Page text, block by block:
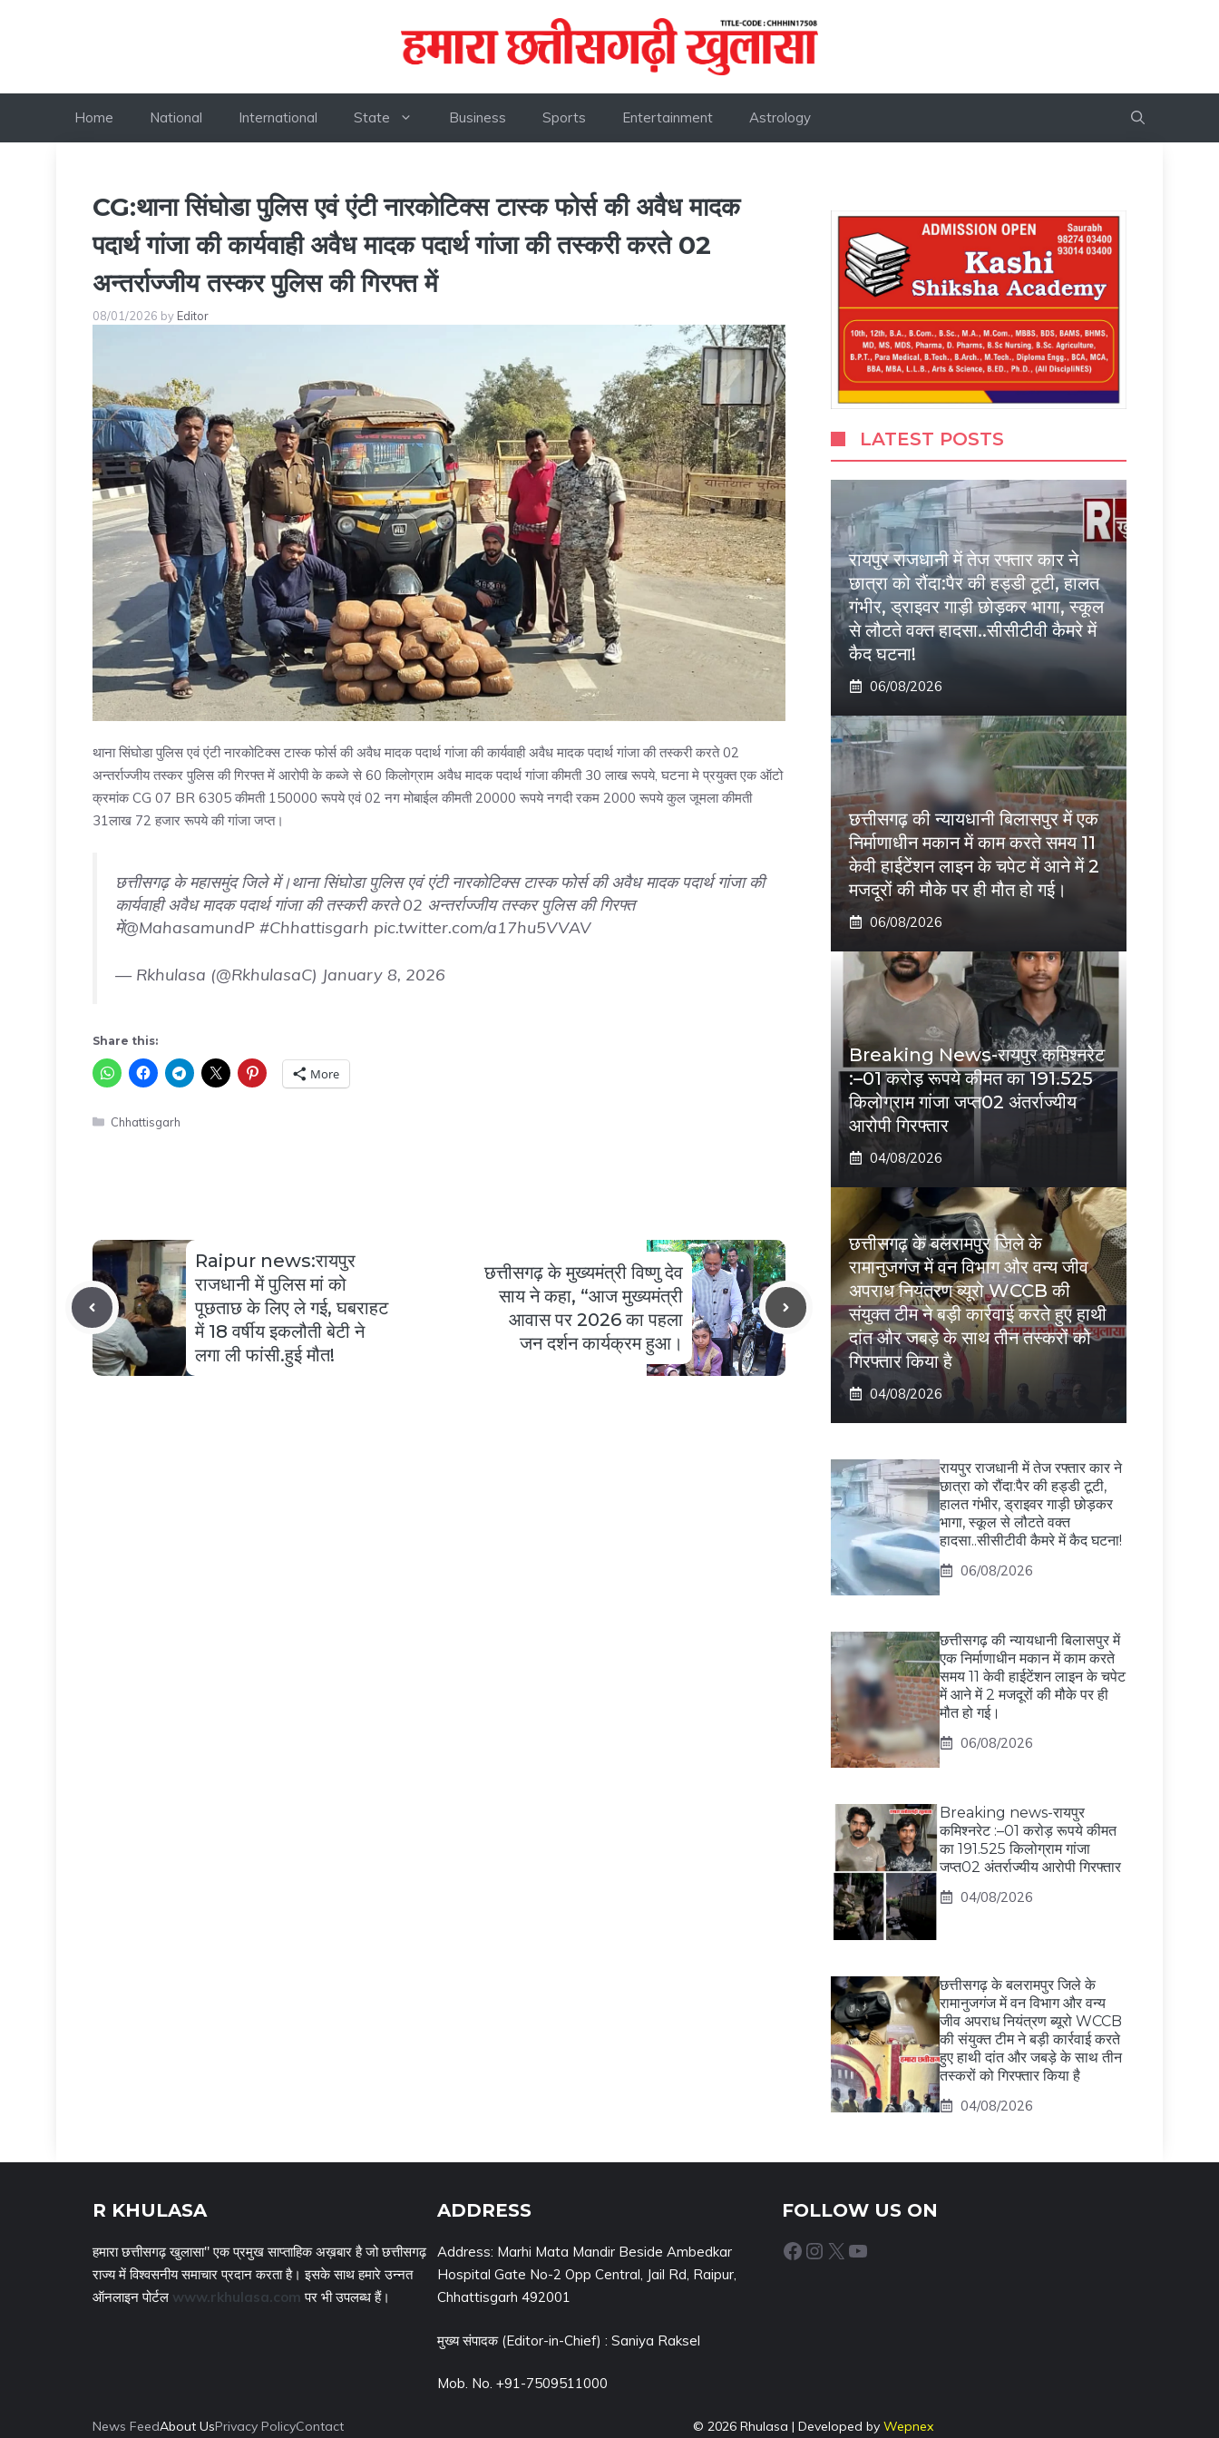
Home National International State Business Sports Entertainment Astrology
CG:थाना सिंघोडा पुलिस एवं एंटी नारकोटिक्स टास्क फोर्स की अवैध मादक
पदार्थ गांजा की कार्यवाही अवैध मादक पदार्थ गांजा की तस्करी करते 02
अन्तर्राज्जीय तस्कर पुलिस की गिरफ्त में
08/01/2026 by Editor
थाना सिंघोडा पुलिस एवं एंटी नारकोटिक्स टास्क फोर्स की अवैध मादक पदार्थ गांजा की कार्यवाही अवैध मादक पदार्थ गांजा की तस्करी करते 02
अन्तर्राज्जीय तस्कर पुलिस की गिरफ्त में आरोपी के कब्जे से 60 किलोग्राम अवैध मादक पदार्थ गांजा कीमती 30 लाख रूपये, घटना मे प्रयुक्त एक ऑटो
क्रमांक CG 07 BR 6305 कीमती 150000 रूपये एवं 02 नग मोबाईल कीमती 20000 रूपये नगदी रकम 2000 रूपये कुल जूमला कीमती
31लाख 72 हजार रूपये की गांजा जप्त।
छत्तीसगढ़ के महासमुंद जिले में।थाना सिंघोडा पुलिस एवं एंटी नारकोटिक्स टास्क फोर्स की अवैध मादक पदार्थ गांजा की
कार्यवाही अवैध मादक पदार्थ गांजा की तस्करी करते 02 अन्तर्राज्जीय तस्कर पुलिस की गिरफ्त
में@MahasamundP #Chhattisgarh pic.twitter.com/a17hu5VVAV
— Rkhulasa (@RkhulasaC) January 8, 2026
Share this:
More
Categories
Chhattisgarh
Raipur news:रायपुर
राजधानी में पुलिस मां को
पूछताछ के लिए ले गई, घबराहट
में 18 वर्षीय इकलौती बेटी ने
लगा ली फांसी.हुई मौत!
छत्तीसगढ़ के मुख्यमंत्री विष्णु देव
साय ने कहा, “आज मुख्यमंत्री
आवास पर 2026 का पहला
जन दर्शन कार्यक्रम हुआ।
LATEST POSTS
रायपुर राजधानी में तेज रफ्तार कार ने
छात्रा को रौंदा:पैर की हड्डी टूटी, हालत
गंभीर, ड्राइवर गाड़ी छोड़कर भागा, स्कूल
से लौटते वक्त हादसा..सीसीटीवी कैमरे में
कैद घटना!
06/08/2026
छत्तीसगढ़ की न्यायधानी बिलासपुर में एक
निर्माणाधीन मकान में काम करते समय 11
केवी हाईटेंशन लाइन के चपेट में आने में 2
मजदूरों की मौके पर ही मौत हो गई।
06/08/2026
Breaking News-रायपुर कमिश्नरेट
:–01 करोड़ रूपये कीमत का 191.525
किलोग्राम गांजा जप्त02 अंतर्राज्यीय
आरोपी गिरफ्तार
04/08/2026
छत्तीसगढ़ के बलरामपुर जिले के
रामानुजगंज में वन विभाग और वन्य जीव
अपराध नियंत्रण ब्यूरो WCCB की
संयुक्त टीम ने बड़ी कार्रवाई करते हुए हाथी
दांत और जबड़े के साथ तीन तस्करों को
गिरफ्तार किया है
04/08/2026
रायपुर राजधानी में तेज रफ्तार कार ने
छात्रा को रौंदा:पैर की हड्डी टूटी,
हालत गंभीर, ड्राइवर गाड़ी छोड़कर
भागा, स्कूल से लौटते वक्त
हादसा..सीसीटीवी कैमरे में कैद घटना!
06/08/2026
छत्तीसगढ़ की न्यायधानी बिलासपुर में
एक निर्माणाधीन मकान में काम करते
समय 11 केवी हाईटेंशन लाइन के चपेट
में आने में 2 मजदूरों की मौके पर ही
मौत हो गई।
06/08/2026
Breaking news-रायपुर
कमिश्नरेट :–01 करोड़ रूपये कीमत
का 191.525 किलोग्राम गांजा
जप्त02 अंतर्राज्यीय आरोपी गिरफ्तार
04/08/2026
छत्तीसगढ़ के बलरामपुर जिले के
रामानुजगंज में वन विभाग और वन्य
जीव अपराध नियंत्रण ब्यूरो WCCB
की संयुक्त टीम ने बड़ी कार्रवाई करते
हुए हाथी दांत और जबड़े के साथ तीन
तस्करों को गिरफ्तार किया है
04/08/2026
R KHULASA
हमारा छत्तीसगढ़ खुलासा" एक प्रमुख साप्ताहिक अख़बार है जो छत्तीसगढ़
राज्य में विश्वसनीय समाचार प्रदान करता है। इसके साथ हमारे उन्नत
ऑनलाइन पोर्टल www.rkhulasa.com पर भी उपलब्ध हैं।
ADDRESS
Address: Marhi Mata Mandir Beside Ambedkar
Hospital Gate No-2 Opp Central, Jail Rd, Raipur,
Chhattisgarh 492001
मुख्य संपादक (Editor-in-Chief) : Saniya Raksel
Mob. No. +91-7509511000
FOLLOW US ON
Facebook Instagram X YouTube
News FeedAbout UsPrivacy PolicyContact © 2026 Rhulasa | Developed by Wepnex